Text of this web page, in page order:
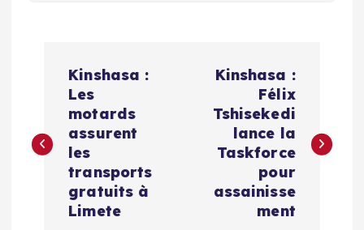
v
Kinshasa :
Les
motards
assurent
les
transports
gratuits à
Limete
Kinshasa :
Félix
Tshisekedi
lance la
Taskforce
pour
assainisse
ment